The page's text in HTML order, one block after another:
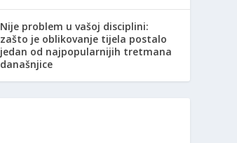
Nije problem u vašoj disciplini:
zašto je oblikovanje tijela postalo
jedan od najpopularnijih tretmana
današnjice